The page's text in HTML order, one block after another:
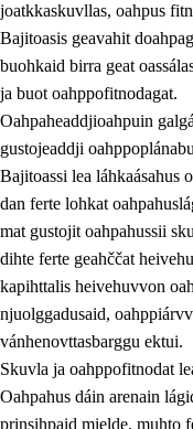
joatkkaskuvllas, oahpus
Bajitoasis geavahit
buohkaid birra geat
ja buot oahppofitnodagat.
Oahpaheaddjioahpuin
gustojeaddji
Bajitoassi lea láhkaásahus
dan ferte lohkat
mat gustojit oahpahussii
dihte ferte geahččat
kapihttalis heivehuvvon
njuolggadusaid,
vánhenovttasbarggu ektui.
Skuvla ja oahppofitnodat
Oahpahus dáin arenain
prinsihpaid mielde, muhto